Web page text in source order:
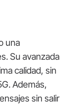
una
Su avanzada
calidad, sin
Además,
sin salir